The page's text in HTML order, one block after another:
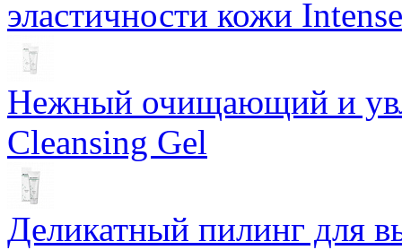
эластичности кожи
Нежный очищающий и
Cleansing Gel
Деликатный пилинг для